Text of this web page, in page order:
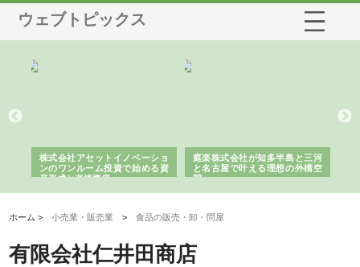
ウェブトピックス
アセットイノベーショ
ルーム投資で始める資
老後準備
庭楽株式会社が知多半島と三河
と名古屋で叶える理想の外構空
間
株式会社ナツハラ
で滋賀の暮らしを支
ホーム >小売業・販売業 >食品の販売・卸・問屋
有限会社仁井田商店